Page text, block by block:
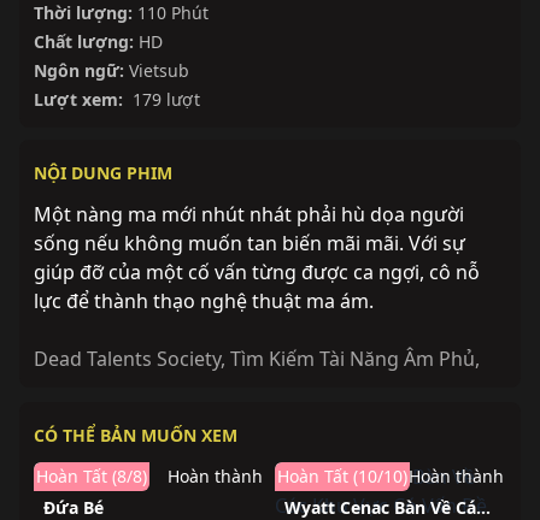
Thời lượng: 110 Phút
Chất lượng: HD
Ngôn ngữ: Vietsub
Lượt xem: 179 lượt
NỘI DUNG PHIM
Một nàng ma mới nhút nhát phải hù dọa người
sống nếu không muốn tan biến mãi mãi. Với sự
giúp đỡ của một cố vấn từng được ca ngợi, cô nỗ
lực để thành thạo nghệ thuật ma ám.
Dead Talents Society, Tìm Kiếm Tài Năng Âm Phủ,
CÓ THỂ BẢN MUỐN XEM
Đứa Bé
Hoàn Tất (8/8)
Hoàn thành
Wyatt Cenac Bàn Về Các Khu Vực Có Vấn Đề (Phần 2)
Hoàn Tất (10/10)Hoàn thành
Hoàn thành